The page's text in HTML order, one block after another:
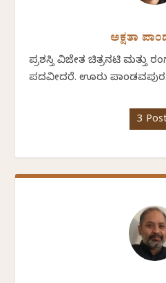
ಅಕ್ಷತಾ
ಪ್ರಶಸ್ತಿ ವಿಜೇತ ಚಿತ್ರನಟಿ ಮತ್ತು
ಪದವೀದರೆ. ಊರು
3